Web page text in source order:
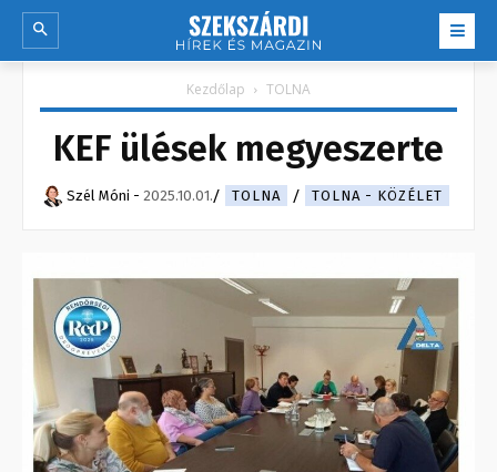
Kezdőlap TOLNA
KEF ülések megyeszerte
Szél Móni - 2025.10.01. TOLNA TOLNA - KÖZÉLET